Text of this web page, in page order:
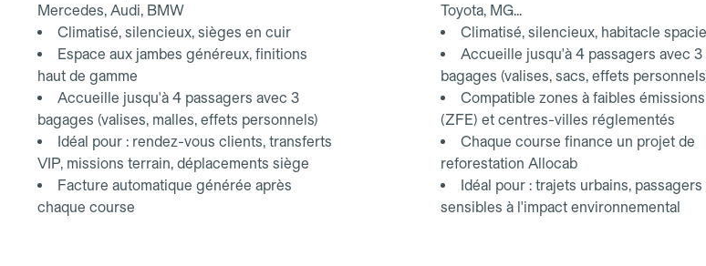
Mercedes, Audi, BMW
Climatisé, silencieux, sièges en cuir
Espace aux jambes généreux, finitions
haut de gamme
Accueille jusqu'à 4 passagers avec 3
bagages (valises, malles, effets personnels)
Idéal pour : rendez-vous clients, transferts
VIP, missions terrain, déplacements siège
Facture automatique générée après
chaque course
Toyota, MG...
Climatisé, silencieux, habitacle
Accueille jusqu'à 4 passagers avec 3
bagages (valises, sacs, effets
Compatible zones à faibles émissions
(ZFE) et centres-villes réglementés
Chaque course finance un projet de
reforestation Allocab
Idéal pour : trajets urbains, passagers
sensibles à l'impact environnemental